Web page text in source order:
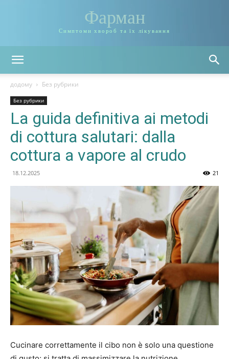
Фарман
Симптоми хвороб та їх лікування
додому Без рубрики
Без рубрики
La guida definitiva ai metodi
di cottura salutari: dalla
cottura a vapore al crudo
18.12.2025 21
Cucinare correttamente il cibo non è solo una questione